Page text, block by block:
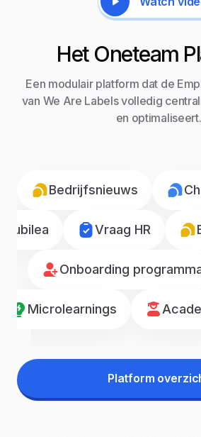
Het Oneteam
Een modulair platform dat de
van We Are Labels volledig
en optimaliseert.
Bedrijfsnieuws
Jubilea Vraag HR
Onboarding
Microlearnings
Platform